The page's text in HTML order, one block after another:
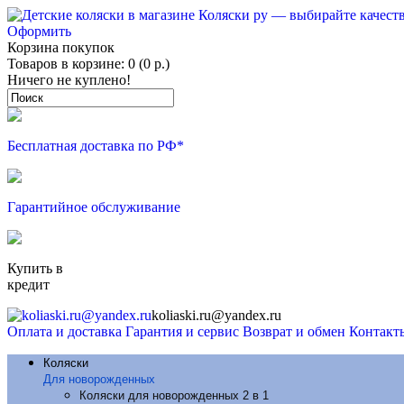
Оформить
Корзина покупок
Товаров в корзине: 0 (0 р.)
Ничего не куплено!
Бесплатная доставка по РФ*
Гарантийное обслуживание
Купить в
кредит
koliaski.ru@yandex.ru
Оплата и доставка Гарантия и сервис Возврат и обмен
Коляски
Для новорожденных
Коляски для новорожденных 2 в 1